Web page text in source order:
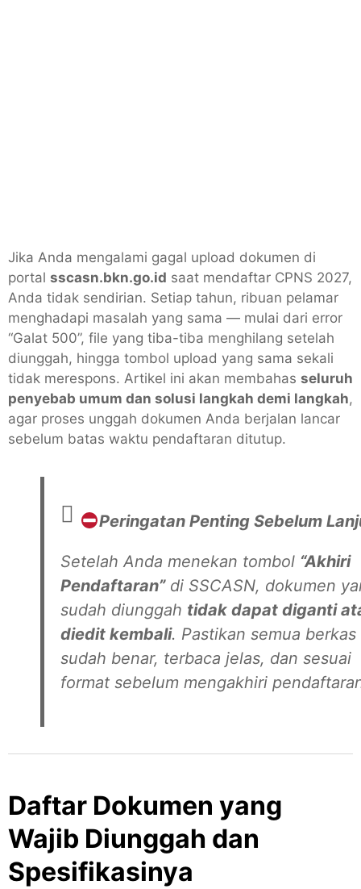
Jika Anda mengalami gagal upload dokumen di
portal sscasn.bkn.go.id saat mendaftar CPNS 2027,
Anda tidak sendirian. Setiap tahun, ribuan pelamar
menghadapi masalah yang sama — mulai dari error
“Galat 500”, file yang tiba-tiba menghilang setelah
diunggah, hingga tombol upload yang sama sekali
tidak merespons. Artikel ini akan membahas seluruh
penyebab umum dan solusi langkah demi langkah,
agar proses unggah dokumen Anda berjalan lancar
sebelum batas waktu pendaftaran ditutup.
Peringatan Penting Sebelum
Setelah Anda menekan tombol “Akhiri
Pendaftaran”di SSCASN, dokumen
sudah diunggah tidak dapat diganti
diedit kembali. Pastikan semua berkas
sudah benar, terbaca jelas, dan sesuai
format sebelum mengakhiri
Daftar Dokumen yang
Wajib Diunggah dan
Spesifikasinya